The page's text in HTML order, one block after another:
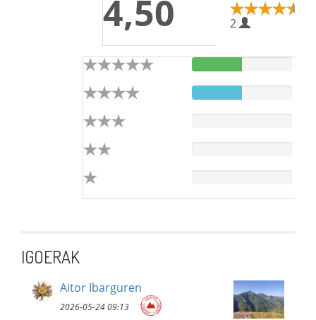
4,50 2
IGOERAK
Aitor Ibarguren
2026-05-24 09:13